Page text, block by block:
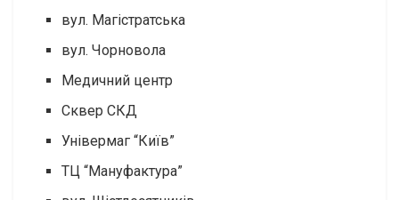
вул. Магістратська
вул. Чорновола
Медичний центр
Сквер СКД
Універмаг “Київ”
ТЦ “Мануфактура”